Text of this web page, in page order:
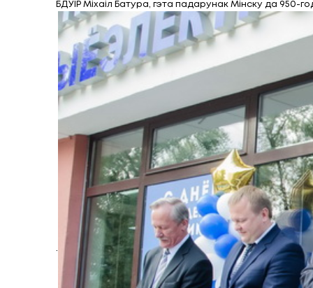
Апублікавана: 08.09.2017
Сёння ў сталіцы быў урачыста адкрыты
БДУІР Міхаіл Батура, гэта падарунак